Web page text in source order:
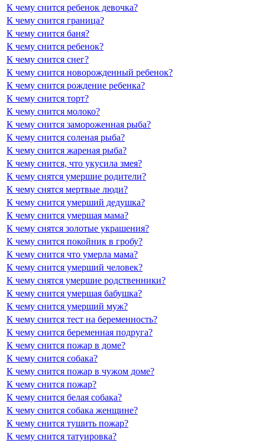
К чему снится ребенок девочка?
К чему снится граница?
К чему снится баня?
К чему снится ребенок?
К чему снится снег?
К чему снится новорожденный ребенок?
К чему снится рождение ребенка?
К чему снится торт?
К чему снится молоко?
К чему снится замороженная рыба?
К чему снится соленая рыба?
К чему снится жареная рыба?
К чему снится, что укусила змея?
К чему снятся умершие родители?
К чему снятся мертвые люди?
К чему снится умерший дедушка?
К чему снится умершая мама?
К чему снятся золотые украшения?
К чему снится покойник в гробу?
К чему снится что умерла мама?
К чему снится умерший человек?
К чему снятся умершие родственники?
К чему снится умершая бабушка?
К чему снится умерший муж?
К чему снится тест на беременность?
К чему снится беременная подруга?
К чему снится пожар в доме?
К чему снится собака?
К чему снится пожар в чужом доме?
К чему снится пожар?
К чему снится белая собака?
К чему снится собака женщине?
К чему снится тушить пожар?
К чему снится татуировка?